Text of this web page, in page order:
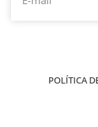
POLÍTICA